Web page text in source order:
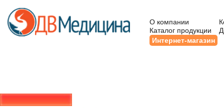
О компании
Каталог продукции
Интернет-магазин